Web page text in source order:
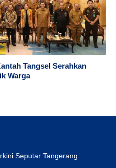
Tangsel Serahkan
Warga
Seputar Tangerang